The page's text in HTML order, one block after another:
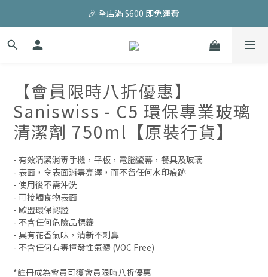
🎉 全店滿 $600 即免運費
【會員限時八折優惠】
Saniswiss - C5 環保專業玻璃
清潔劑 750ml【原裝行貨】
- 有效清潔消毒手機，平板，電腦螢幕，餐具及玻璃
- 表面，令表面消毒亮澤，而不留任何水印痕跡
- 使用後不需沖洗
- 可接觸食物表面
- 歐盟環保認證
- 不含任何危險品標籤
- 具有花香氣味，清新不刺鼻
- 不含任何有毒揮發性氣體 (VOC Free)
*註冊成為會員可獲會員限時八折優惠